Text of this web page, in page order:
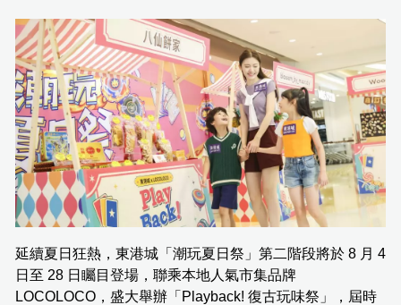
延續夏日狂熱，東港城「潮玩夏日祭」第二階段將於 8 月 4
日至 28 日矚目登場，聯乘本地人氣市集品牌
LOCOLOCO，盛大舉辦「Playback! 復古玩味祭」，屆時